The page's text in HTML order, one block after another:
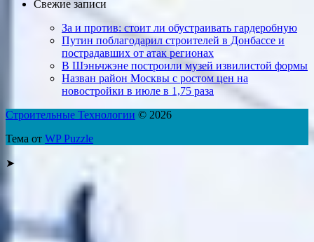
Свежие записи
За и против: стоит ли ​обу­страи­вать гарде­роб­ную
Путин поблагодарил строителей в Донбассе и
пострадавших от атак регионах
В Шэньчжэне построили музей извилистой формы
Назван район Москвы с ростом цен на
новостройки в июле в 1,75 раза
Строительные Технологии © 2026
Тема от WP Puzzle
➤